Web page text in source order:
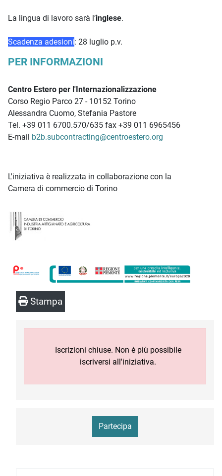
La lingua di lavoro sarà l’inglese.
Scadenza adesioni: 28 luglio p.v.
PER INFORMAZIONI
Centro Estero per l'Internazionalizzazione
Corso Regio Parco 27 - 10152 Torino
Alessandra Cuomo, Stefania Pastore
Tel. +39 011 6700.570/635 fax +39 011 6965456
E-mail b2b.subcontracting@centroestero.org
L'iniziativa è realizzata in collaborazione con la
Camera di commercio di Torino
Stampa
Iscrizioni chiuse. Non è più possibile
iscriversi all'iniziativa.
Partecipa